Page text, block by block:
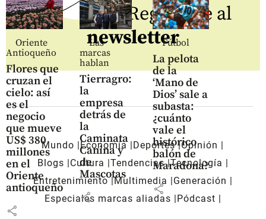
Oriente
Antioqueño
Flores que
cruzan el
cielo: así
es el
negocio
que mueve
US$ 380
millones
en el
Oriente
antioqueño
share
Las
marcas
hablan
Tierragro:
la
empresa
detrás de
la
Caminata
Canina y
de
Mascotas
share
Fútbol
La pelota
de la
‘Mano de
Dios’ sale a
subasta:
¿cuánto
vale el
histórico
balón de
Maradona?
share
Regístrate al
newsletter
Mundo Economía Deportes Opinión
Blogs
Cultura Tendencias Tecnología
Entretenimiento Multimedia
Generación
Especiales marcas aliadas
Pódcast